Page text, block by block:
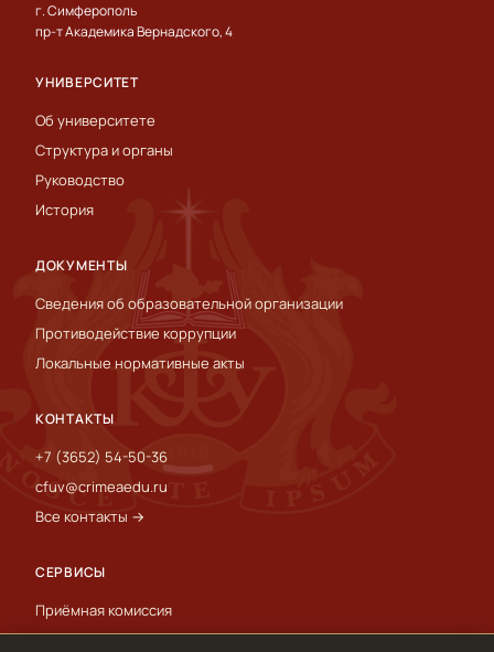
г. Симферополь
пр-т Академика Вернадского, 4
УНИВЕРСИТЕТ
Об университете
Структура и органы
Руководство
История
ДОКУМЕНТЫ
Сведения об образовательной организации
Противодействие коррупции
Локальные нормативные акты
КОНТАКТЫ
+7 (3652) 54-50-36
cfuv@crimeaedu.ru
Все контакты →
СЕРВИСЫ
Приёмная комиссия
Пресс-служба